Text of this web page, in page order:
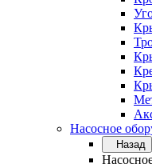
Насосное
Назад